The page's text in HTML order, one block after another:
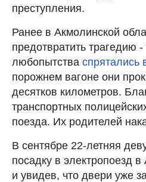
преступления.
Ранее в Акмолинской
предотвратить трагедию -
любопытства спрятались
порожнем вагоне они
десятков километров.
транспортных
поезда. Их родителей
В сентябре 22-летняя
посадку в электропоезд
и увидев, что двери уже